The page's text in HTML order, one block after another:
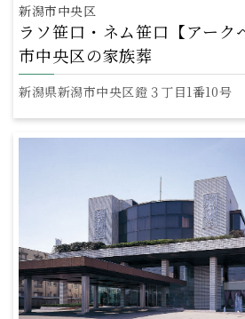
新潟市中央区
ラソ笹口・ネム笹口【アーク
市中央区の家族葬
新潟県新潟市中央区鐙３丁目1番10号